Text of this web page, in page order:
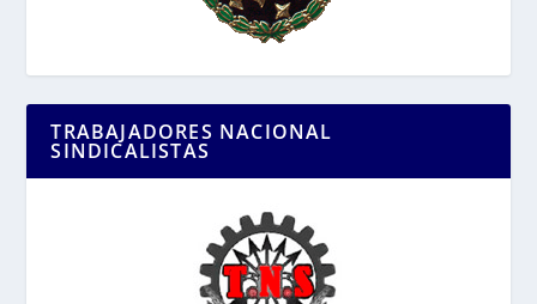
TRABAJADORES NACIONAL
SINDICALISTAS